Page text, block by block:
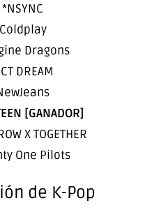
*NSYNC
Coldplay
Dragons
DREAM
[GANADOR]
X TOGETHER
One Pilots
de K-Pop